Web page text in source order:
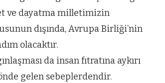
ve dayatma milletimizin
dışında, Avrupa Birliği’nin
olacaktır.
da insan fıtratına aykırı
gelen sebeplerdendir.